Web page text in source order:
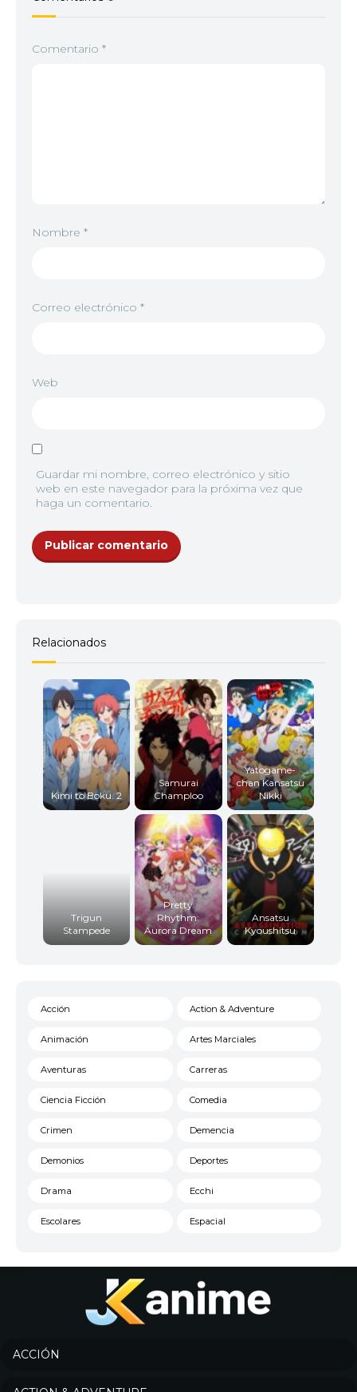
Comentario *
Nombre *
Correo electrónico *
Web
Guardar mi nombre, correo electrónico y sitio
web en este navegador para la próxima vez que
haga un comentario.
Relacionados
Kimi to Boku. 2
Samurai
Champloo
Yatogame-
chan Kansatsu
Nikki
Trigun
Stampede
Pretty
Rhythm:
Aurora Dream
Ansatsu
Kyoushitsu
Acción Action & Adventure
Animación Artes Marciales
Aventuras Carreras
Ciencia Ficción Comedia
Crimen Demencia
Demonios Deportes
Drama Ecchi
Escolares Espacial
Historico
Josei
ACCIÓN